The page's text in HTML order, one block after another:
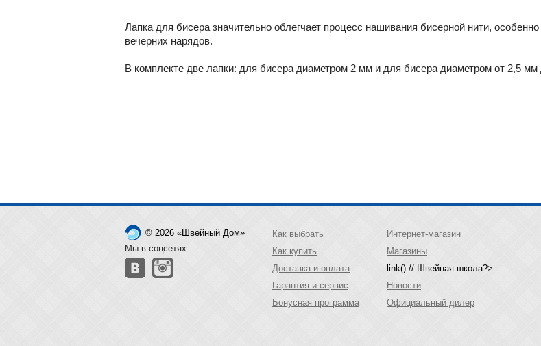
Лапка для бисера значительно облегчает процесс нашивания бисерной нити,
вечерних нарядов.
В комплекте две лапки: для бисера диаметром 2 мм и для бисера диаметром от 2,5
© 2026 «Швейный Дом»
Мы в соцсетях:
Как выбрать
Как купить
Доставка и оплата
Гарантия и сервис
Бонусная программа
Интернет-магазин
Магазины
link() // Швейная школа?>
Новости
Официальный дилер